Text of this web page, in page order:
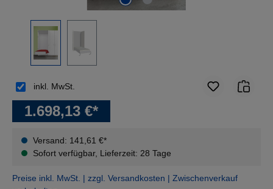
1.698,13 €*
Versand: 141,61 €*
Sofort verfügbar, Lieferzeit: 28 Tage
inkl. MwSt.
Preise inkl. MwSt. | zzgl. Versandkosten | Zwischenverkauf